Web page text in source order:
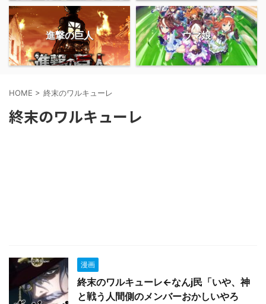
進撃の巨人 ウマ娘
HOME > 終末のワルキューレ
終末のワルキューレ
漫画
終末のワルキューレ←なんj民「いや、神
と戦う人間側のメンバーおかしいやろ